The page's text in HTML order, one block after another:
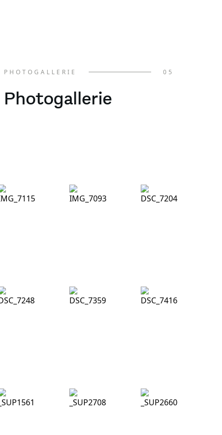
Photogallerie
PHOTOGALLERIE 05